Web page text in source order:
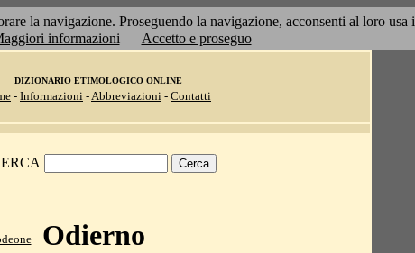
la navigazione. Proseguendo la navigazione, acconsenti al loro
informazioni Accetto e proseguo
DIZIONARIO ETIMOLOGICO ONLINE
- Informazioni -Abbreviazioni - Contatti
Odierno